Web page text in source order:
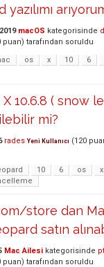
macOS kategorisinde
puan) tarafından soruldu
os x 10 6
X 10.6.8 ( snow
mi?
rades Yeni Kullanıcı (120
10 6 os
x
store dan
satın
Mac Ailesi kategorisinde
puan) tarafından soruldu